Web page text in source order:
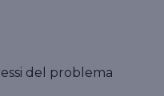
del problema